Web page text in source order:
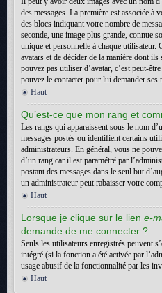
des messages. La première est associée à
des blocs indiquant votre nombre de
seconde, une image plus grande, connue
unique et personnelle à chaque utilisateur.
avatars et de décider de la manière dont
pouvez pas utiliser d’avatar, c’est peut-
pouvez le contacter pour lui demander ses
Haut
Qu’est-ce que mon rang et
Les rangs qui apparaissent sous le nom
messages postés ou identifient certains
administrateurs. En général, vous ne
d’un rang car il est paramétré par
postant des messages dans le seul but
un administrateur peut rabaisser votre
Haut
Lorsque je clique sur le lien e-
demande de me connecter ?
Seuls les utilisateurs enregistrés peuvent
intégré (si la fonction a été activée par
usage abusif de la fonctionnalité par les
Haut